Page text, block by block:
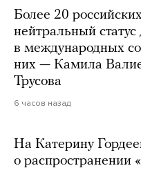
Более 20
нейтральный статус
в международных
них — Камила
Трусова
6 часов назад
На Катерину
о распространении